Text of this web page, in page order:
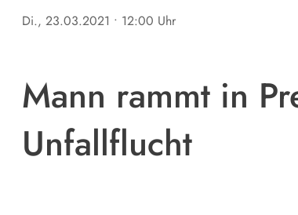
Di., 23.03.2021 • 12:00 Uhr
Mann rammt in
Unfallflucht